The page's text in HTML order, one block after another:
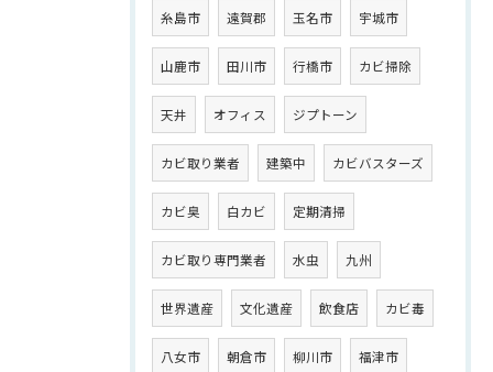
糸島市 遠賀郡 玉名市 宇城市
山鹿市 田川市 行橋市 カビ掃除
天井 オフィス ジプトーン
カビ取り業者 建築中 カビバスターズ
カビ臭 白カビ 定期清掃
カビ取り専門業者 水虫 九州
世界遺産 文化遺産 飲食店 カビ毒
八女市 朝倉市 柳川市 福津市